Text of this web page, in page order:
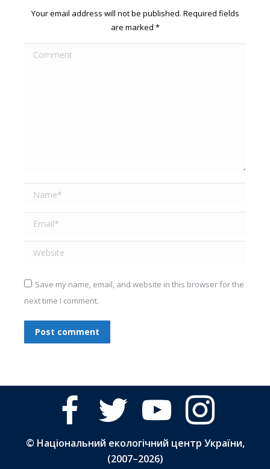
Your email address will not be published. Required fields
are marked *
Comment
Name *
Email *
Website
Save my name, email, and website in this browser for the
next time I comment.
Post comment
facebook twitter youtube instagram
© Національний екологічний центр України,
(2007–2026)